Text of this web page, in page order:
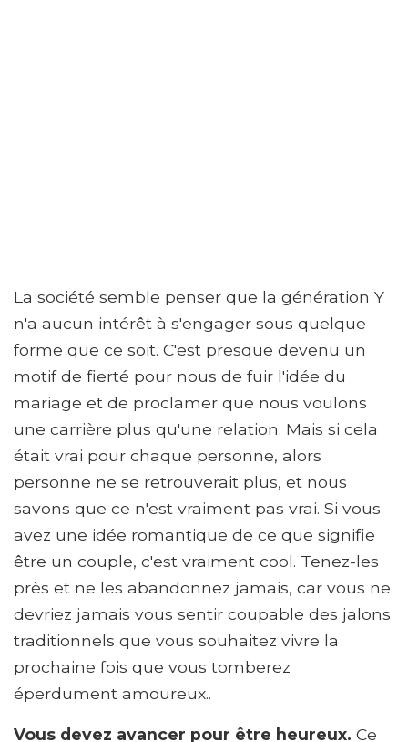
La société semble penser que la génération Y
n'a aucun intérêt à s'engager sous quelque
forme que ce soit. C'est presque devenu un
motif de fierté pour nous de fuir l'idée du
mariage et de proclamer que nous voulons
une carrière plus qu'une relation. Mais si cela
était vrai pour chaque personne, alors
personne ne se retrouverait plus, et nous
savons que ce n'est vraiment pas vrai. Si vous
avez une idée romantique de ce que signifie
être un couple, c'est vraiment cool. Tenez-les
près et ne les abandonnez jamais, car vous ne
devriez jamais vous sentir coupable des jalons
traditionnels que vous souhaitez vivre la
prochaine fois que vous tomberez
éperdument amoureux..
Vous devez avancer pour être heureux. Ce